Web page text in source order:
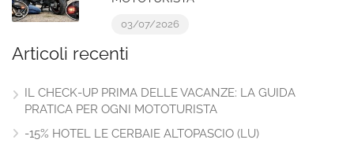
03/07/2026
Articoli recenti
IL CHECK-UP PRIMA DELLE VACANZE: LA GUIDA
PRATICA PER OGNI MOTOTURISTA
-15% HOTEL LE CERBAIE ALTOPASCIO (LU)